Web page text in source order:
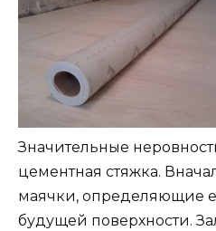
Значительные
цементная стяжка.
маячки, определяющие
будущей поверхности.